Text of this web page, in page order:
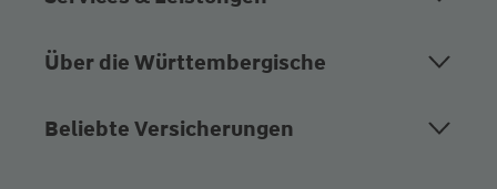
Über die Württembergische
Beliebte Versicherungen